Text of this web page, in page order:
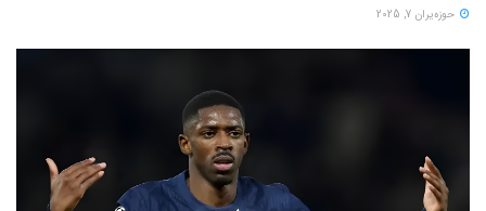
حوزه‌یران 7, 2025